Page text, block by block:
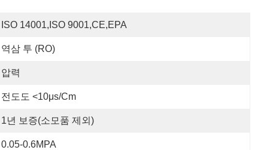
ISO 14001,ISO 9001,CE,EPA
역삼 투 (RO)
압력
전도도 <10μs/cm
1년 보증(소모품 제외)
0.05-0.6MPA